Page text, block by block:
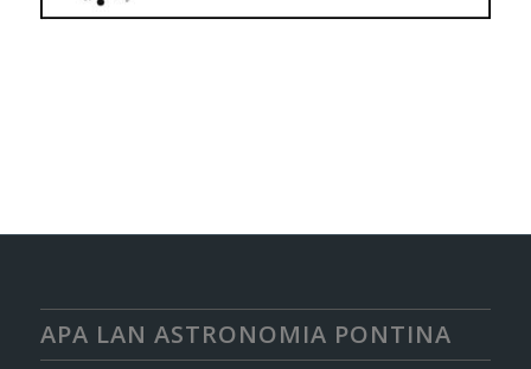
APA LAN ASTRONOMIA PONTINA